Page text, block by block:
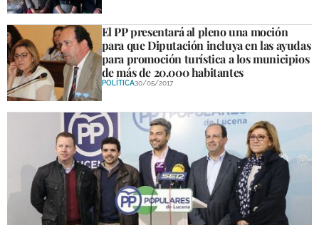
CÓRDOBA
PROVINCIA
SUBBÉTICA HOY
SALUD
NECROLÓGICAS
GALERÍAS
El PP presentará al pleno una moción
para que Diputación incluya en las ayudas
para promoción turística a los municipios
de más de 20.000 habitantes
POLÍTICA30/05/2017